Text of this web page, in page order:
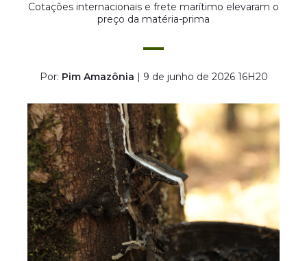
Cotações internacionais e frete marítimo elevaram o
preço da matéria-prima
Por: Pim Amazônia | 9 de junho de 2026 16H20